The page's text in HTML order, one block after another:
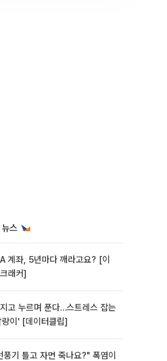
스
계좌, 5년마다 깨라고요? [이
래커]
고 누르며 푼다…스트레스 잡는
랑이' [데이터클립]
풍기 틀고 자면 죽나요?" 폭염이